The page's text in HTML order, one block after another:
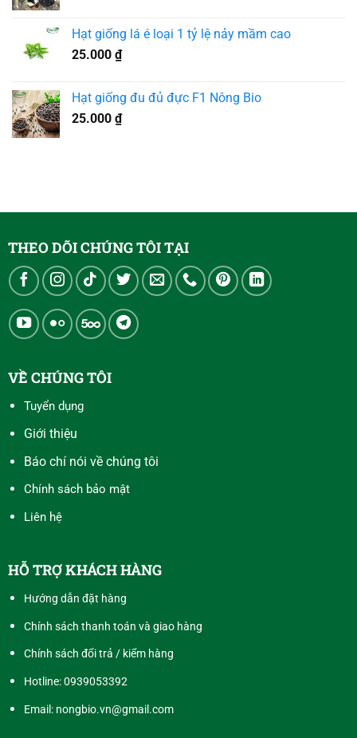
Hạt giống lá é loại 1 tỷ lệ nảy mầm cao
25.000 ₫
Hạt giống đu đủ đực F1 Nông Bio
25.000 ₫
THEO DÕI CHÚNG TÔI TẠI
VỀ CHÚNG TÔI
Tuyển dụng
Giới thiệu
Báo chí nói về chúng tôi
Chính sách bảo mật
Liên hệ
HỖ TRỢ KHÁCH HÀNG
Hướng dẫn đặt hàng
Chính sách thanh toán và giao hàng
Chính sách đổi trả / kiểm hàng
Hotline:0939053392
Email: nongbio.vn@gmail.com